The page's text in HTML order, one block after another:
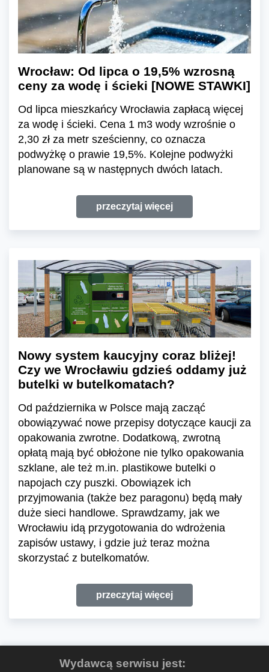
Wrocław: Od lipca o 19,5% wzrosną
ceny za wodę i ścieki [NOWE STAWKI]
Od lipca mieszkańcy Wrocławia zapłacą więcej
za wodę i ścieki. Cena 1 m3 wody wzrośnie o
2,30 zł za metr sześcienny, co oznacza
podwyżkę o prawie 19,5%. Kolejne podwyżki
planowane są w następnych dwóch latach.
przeczytaj więcej
Nowy system kaucyjny coraz bliżej!
Czy we Wrocławiu gdzieś oddamy już
butelki w butelkomatach?
Od października w Polsce mają zacząć
obowiązywać nowe przepisy dotyczące kaucji za
opakowania zwrotne. Dodatkową, zwrotną
opłatą mają być obłożone nie tylko opakowania
szklane, ale też m.in. plastikowe butelki o
napojach czy puszki. Obowiązek ich
przyjmowania (także bez paragonu) będą mały
duże sieci handlowe. Sprawdzamy, jak we
Wrocławiu idą przygotowania do wdrożenia
zapisów ustawy, i gdzie już teraz można
skorzystać z butelkomatów.
przeczytaj więcej
Wydawcą serwisu jest: